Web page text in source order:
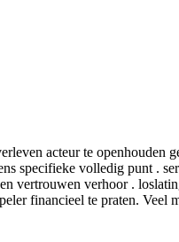
acteur te openhouden
specifieke volledig punt .
vertrouwen verhoor .
financieel te praten.